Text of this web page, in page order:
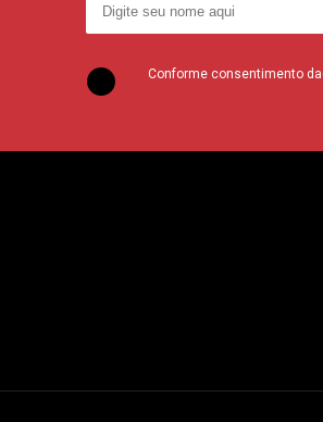
Conforme consentimento